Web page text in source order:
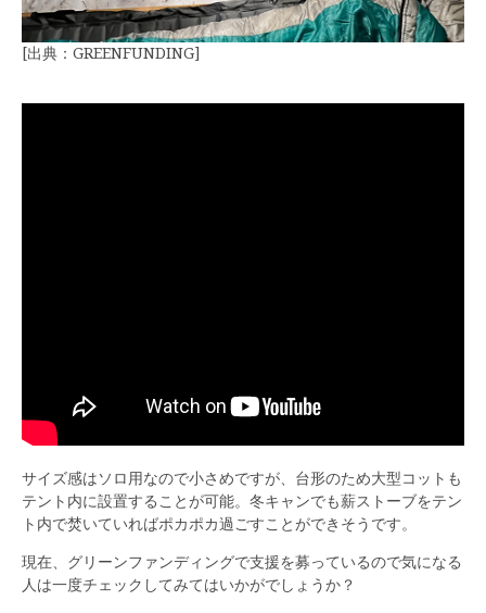
[出典：GREENFUNDING]
サイズ感はソロ用なので小さめですが、台形のため大型コットも
テント内に設置することが可能。冬キャンでも薪ストーブをテン
ト内で焚いていればポカポカ過ごすことができそうです。
現在、グリーンファンディングで支援を募っているので気になる
人は一度チェックしてみてはいかがでしょうか？